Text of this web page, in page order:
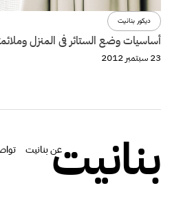
ديكور بنانيت
أساسيات وضع الستائر فى المنزل
23 سبتمبر 2012
بنانيتعن بنانيت